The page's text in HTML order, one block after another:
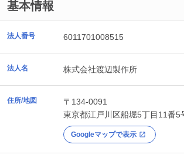
基本情報
法人番号 6011701008515
法人名 株式会社渡辺製作所
住所/地図
〒134-0091
東京都江戸川区船堀5丁目11番5
Googleマップで表示